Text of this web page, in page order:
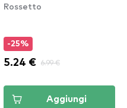
Rossetto
-25%
5.24 € 6.99 €
Aggiungi